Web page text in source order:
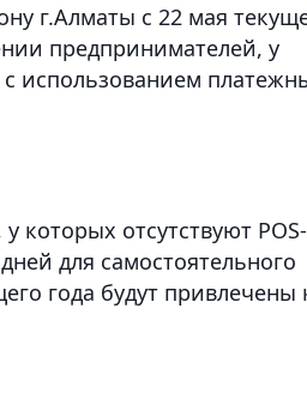
г.Алматы с 22 мая
предпринимателей, у
использованием
которых отсутствуют POS-
для самостоятельного
года будут привлечены